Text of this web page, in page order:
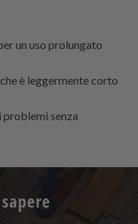
un uso prolungato
è leggermente corto
problemi senza